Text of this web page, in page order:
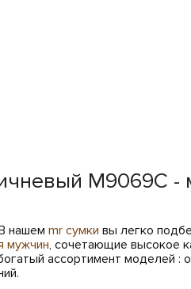
M9069C -
нашем mr сумки вы легко
мужчин, сочетающие высокое
ассортимент моделей :